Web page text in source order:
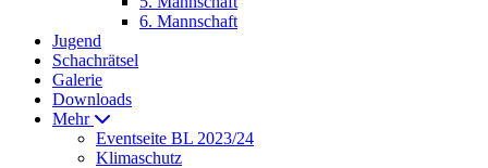
6. Mannschaft
Jugend
Schachrätsel
Galerie
Downloads
Mehr
Eventseite BL 2023/24
Klimaschutz